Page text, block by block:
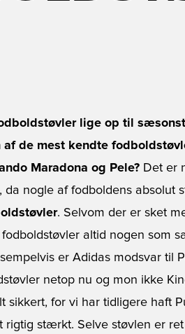
lige op til
af de mest kendte
Maradona og Pele? Det er
da nogle af fodboldens absolut
. Selvom der er sket
fodboldstøvler altid nogen som
er Adidas modsvar til
netop nu og mon ikke
sikkert, for vi har tidligere haft
rigtig stærkt. Selve støvlen er